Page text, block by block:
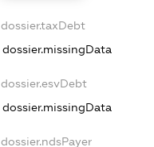
dossier.taxDebt
dossier.missingData
dossier.esvDebt
dossier.missingData
dossier.ndsPayer